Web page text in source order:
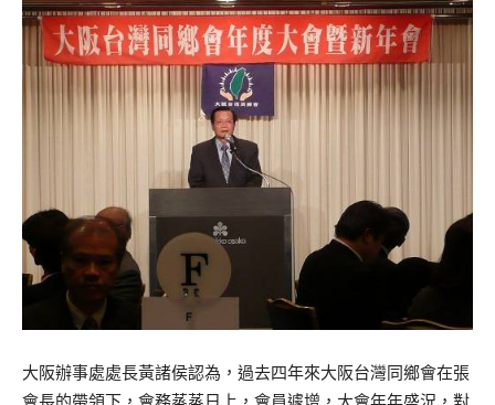
大阪辦事處處長黃諸侯認為，過去四年來大阪台灣同鄉會在張